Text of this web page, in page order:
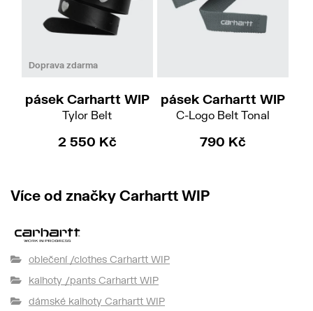
Doprava zdarma
ML
pásek Carhartt WIP
Tylor Belt
2 550 Kč
pásek Carhartt WIP
C-Logo Belt Tonal
790 Kč
Více od značky Carhartt WIP
oblečení /clothes Carhartt WIP
kalhoty /pants Carhartt WIP
dámské kalhoty Carhartt WIP